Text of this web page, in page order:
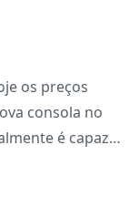
os preços
consola no
é capaz
da RO